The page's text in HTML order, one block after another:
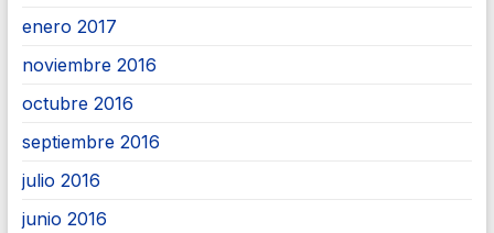
enero 2017
noviembre 2016
octubre 2016
septiembre 2016
julio 2016
junio 2016